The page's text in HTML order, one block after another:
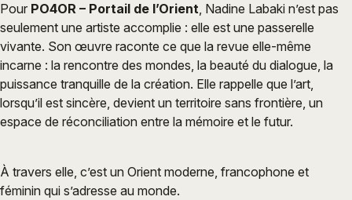
Pour PO4OR – Portail de l’Orient, Nadine Labaki n’est pas
seulement une artiste accomplie : elle est une passerelle
vivante. Son œuvre raconte ce que la revue elle-même
incarne : la rencontre des mondes, la beauté du dialogue, la
puissance tranquille de la création. Elle rappelle que l’art,
lorsqu’il est sincère, devient un territoire sans frontière, un
espace de réconciliation entre la mémoire et le futur.
À travers elle, c’est un Orient moderne, francophone et
féminin qui s’adresse au monde.